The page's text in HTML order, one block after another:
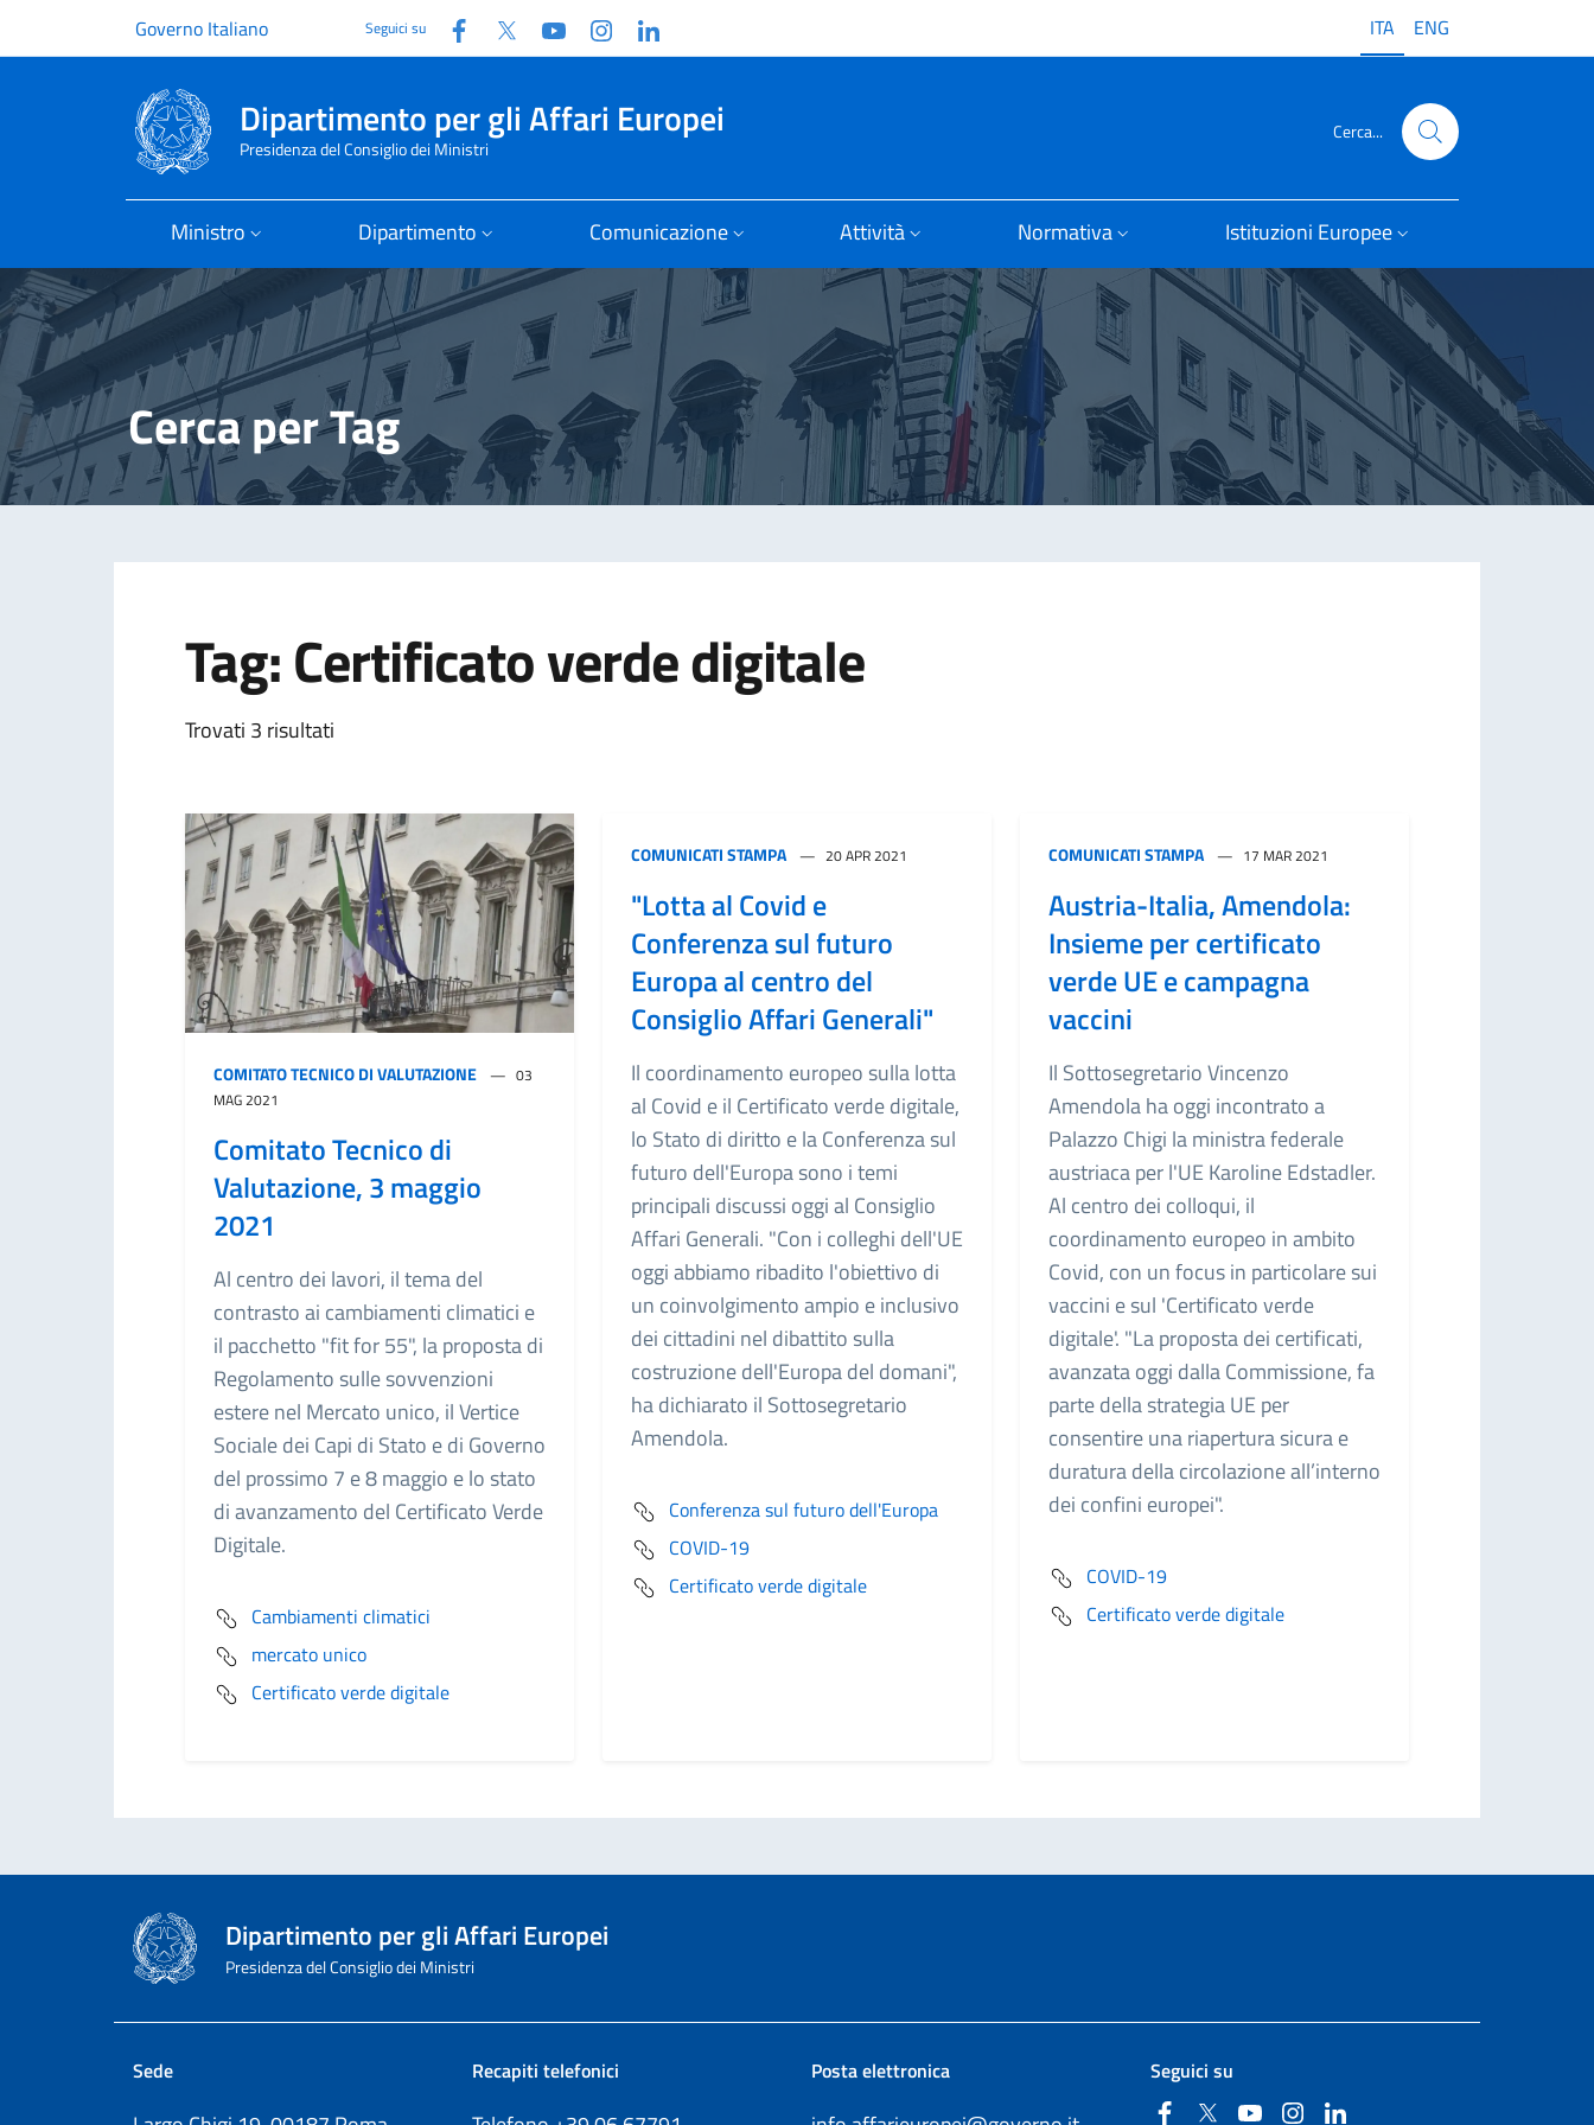
Governo Italiano Seguici su Facebook
Twitter YouTubeInstagram ITA ENG
Dipartimento per gli Affari Europei
Presidenza del Consiglio dei Ministri
Cerca...
Ministro Dipartimento Comunicazione Attività Normativa Istituzioni Europee
Cerca per Tag
Tag: Certificato verde digitale
Trovati 3 risultati
COMITATO TECNICO DI VALUTAZIONE
03
MAG 2021
Comitato Tecnico di
Valutazione, 3 maggio
2021
Al centro dei lavori, il tema del
contrasto ai cambiamenti climatici e
il pacchetto "fit for 55", la proposta di
Regolamento sulle sovvenzioni
estere nel Mercato unico, il Vertice
Sociale dei Capi di Stato e di Governo
del prossimo 7 e 8 maggio e lo stato
di avanzamento del Certificato Verde
Digitale.
Cambiamenti climatici
mercato unico
Certificato verde digitale
COMUNICATI STAMPA 20 APR 2021
"Lotta al Covid e
Conferenza sul futuro
Europa al centro del
Consiglio Affari Generali"
Il coordinamento europeo sulla lotta
al Covid e il Certificato verde digitale,
lo Stato di diritto e la Conferenza sul
futuro dell'Europa sono i temi
principali discussi oggi al Consiglio
Affari Generali. "Con i colleghi dell'UE
oggi abbiamo ribadito l'obiettivo di
un coinvolgimento ampio e inclusivo
dei cittadini nel dibattito sulla
costruzione dell'Europa del domani",
ha dichiarato il Sottosegretario
Amendola.
Conferenza sul futuro dell'Europa
COVID-19
Certificato verde digitale
COMUNICATI STAMPA 17 MAR 2021
Austria-Italia, Amendola:
Insieme per certificato
verde UE e campagna
vaccini
Il Sottosegretario Vincenzo
Amendola ha oggi incontrato a
Palazzo Chigi la ministra federale
austriaca per l'UE Karoline Edstadler.
Al centro dei colloqui, il
coordinamento europeo in ambito
Covid, con un focus in particolare sui
vaccini e sul 'Certificato verde
digitale'. "La proposta dei certificati,
avanzata oggi dalla Commissione, fa
parte della strategia UE per
consentire una riapertura sicura e
duratura della circolazione all’interno
dei confini europei".
COVID-19
Certificato verde digitale
Dipartimento per gli Affari Europei
Presidenza del Consiglio dei Ministri
Sede Recapiti telefonici Posta elettronica Seguici su
FacebookTwitterYouTubeInstagram